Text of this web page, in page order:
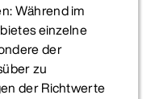
Während im
einzelne
der
zu
der Richtwerte